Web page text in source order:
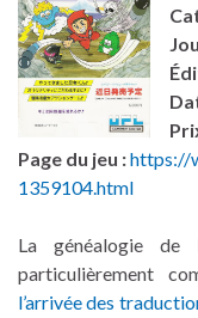
Page du jeu :https://
1359104.html
La généalogie
particulièrement
l’arrivée des